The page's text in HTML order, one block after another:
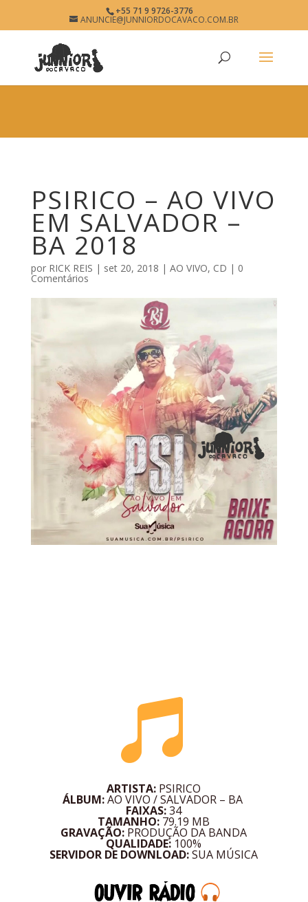
PSIRICO
www.junniordocavaco.com.br
+55 71 9 9726-3776
ANUNCIE@JUNNIORDOCAVACO.COM.BR
PSIRICO – AO VIVO
EM SALVADOR –
BA 2018
por RICK REIS | set 20, 2018 | AO VIVO, CD | 0
Comentários

ARTISTA: PSIRICO
ÁLBUM:AO VIVO / SALVADOR – BA
FAIXAS:34
TAMANHO: 79.19 MB
GRAVAÇÃO: PRODUÇÃO DA BANDA
QUALIDADE: 100%
SERVIDOR DE DOWNLOAD:SUA MÚSICA
× Free - In Google Play View